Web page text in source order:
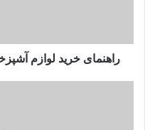
راهنمای خرید لوازم